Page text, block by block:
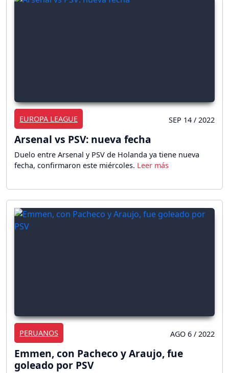
EUROPA LEAGUE SEP 14 / 2022
Arsenal vs PSV: nueva fecha
Duelo entre Arsenal y PSV de Holanda ya tiene nueva
fecha, confirmaron este miércoles.
PERUANOS AGO 6 / 2022
Emmen, con Pacheco y Araujo, fue
goleado por PSV